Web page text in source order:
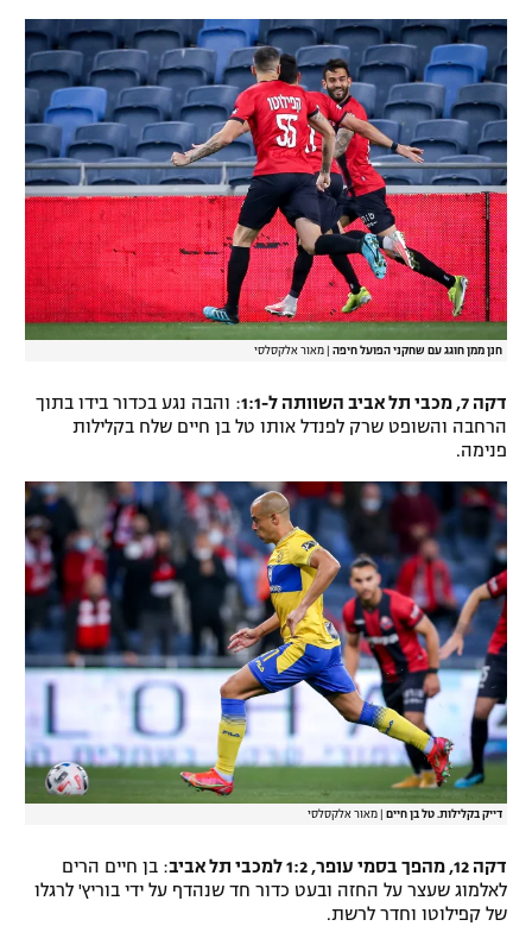
חנן ממן חוגג עם שחקני הפועל חיפה מאור אלקסלסי
דקה 7, מכבי תל אביב השוותה ל-1:1
: והבה נגע בכדור בידו בתוך
הרחבה והשופט שרק לפנדל אותו טל בן חיים שלח בקלילות
פנימה.
דייק בקלילות. טל בן חיים מאור אלקסלסי
דקה 12, מהפך בסמי עופר, 1:2 למכבי תל אביב
: בן חיים הרים
לאלמוג שעצר על החזה ובעט כדור חד שנהדף על ידי בוריץ' לרגלו
של קפילוטו וחדר לרשת.